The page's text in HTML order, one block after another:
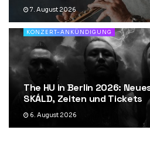
7. August 2026
KONZERT-ANKÜNDIGUNG
The HU in Berlin 2026:
SKÁLD, Zeiten und Tickets
6. August 2026